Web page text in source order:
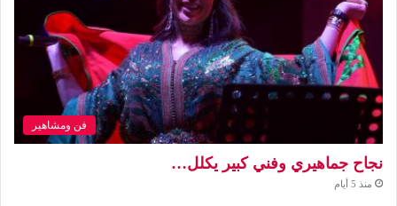
فن ومشاهير
نجاح جماهيري وفني كبير يكلل…
منذ 5 أيام